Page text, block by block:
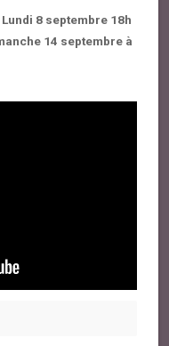
8 septembre 18h
14 septembre à